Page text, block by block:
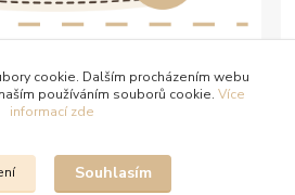
cookie. Dalším procházením webu
používáním souborů cookie. Více
informací zde
Souhlasím